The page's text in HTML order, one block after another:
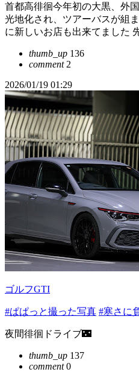
首都高徘徊今年初の大黒、外
光地化され、ツアーバスが組
に新しいお店も出来てました
thumb_up 136
comment2
2026/01/19 01:29
ゴルフGTI
#ぱぱっと撮った写真 #寒さに
夜間徘徊ドライブ🌃
thumb_up 137
comment0